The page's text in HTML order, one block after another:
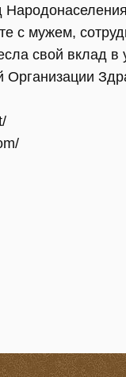
с мужем,
свой вклад
Организации